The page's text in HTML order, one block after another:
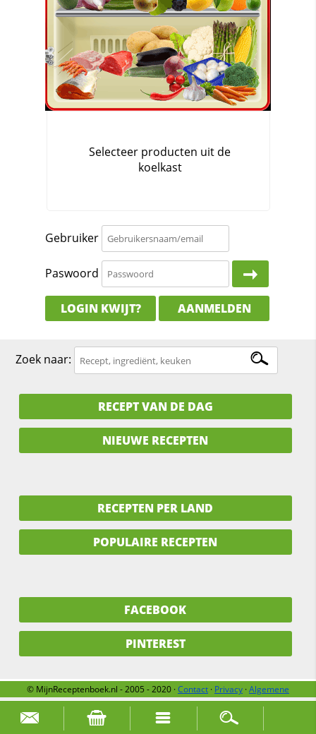
Zoek naar:
Gebruiker
Paswoord
LOGIN KWIJT? AANMELDEN
Zoek naar:
RECEPT VAN DE DAG
NIEUWE RECEPTEN
RECEPTEN PER LAND
POPULAIRE RECEPTEN
FACEBOOK
PINTEREST
© MijnReceptenboek.nl - 2005 - 2020 ·Contact · Privacy ·Algemene
voorwaarden
Over ons